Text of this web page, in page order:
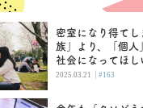
密室になり得てし
族」より、「個人
社会になってほ
という名の呪縛
2025.03.21 | #163